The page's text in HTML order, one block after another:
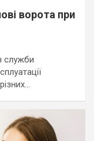
ворота при
служби